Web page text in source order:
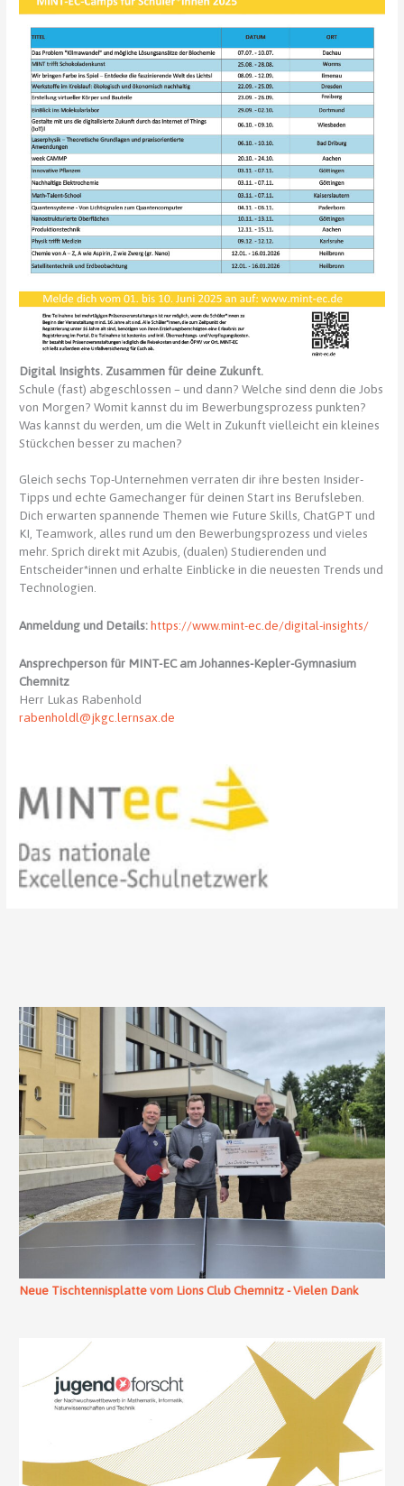
Digital Insights. Zusammen für deine Zukunft.
Schule (fast) abgeschlossen – und dann? Welche sind denn die Jobs
von Morgen? Womit kannst du im Bewerbungsprozess punkten?
Was kannst du werden, um die Welt in Zukunft vielleicht ein kleines
Stückchen besser zu machen?
Gleich sechs Top-Unternehmen verraten dir ihre besten Insider-
Tipps und echte Gamechanger für deinen Start ins Berufsleben.
Dich erwarten spannende Themen wie Future Skills, ChatGPT und
KI, Teamwork, alles rund um den Bewerbungsprozess und vieles
mehr. Sprich direkt mit Azubis, (dualen) Studierenden und
Entscheider*innen und erhalte Einblicke in die neuesten Trends und
Technologien.
Anmeldung und Details:https://www.mint-ec.de/digital-insights/
Ansprechperson für MINT-EC am Johannes-Kepler-Gymnasium
Chemnitz
Herr Lukas Rabenhold
rabenholdl@jkgc.lernsax.de
Neue Tischtennisplatte vom Lions Club Chemnitz - Vielen Dank